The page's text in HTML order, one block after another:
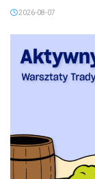
2026-08-07